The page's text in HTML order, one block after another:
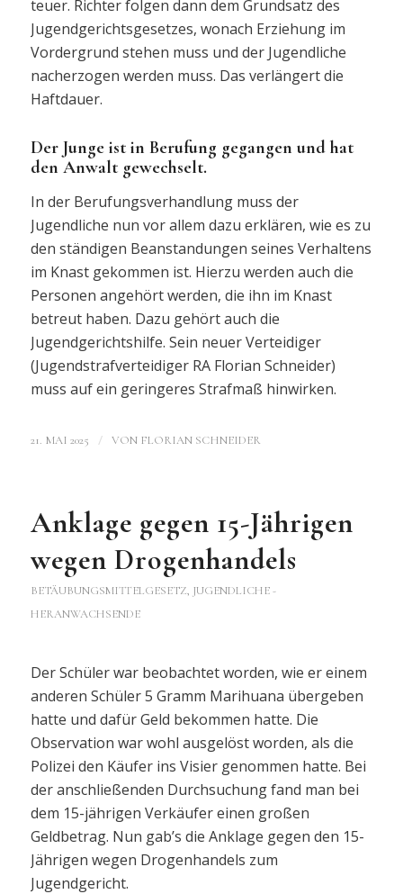
teuer. Richter folgen dann dem Grundsatz des
Jugendgerichtsgesetzes, wonach Erziehung im
Vordergrund stehen muss und der Jugendliche
nacherzogen werden muss. Das verlängert die
Haftdauer.
Der Junge ist in Berufung gegangen und hat
den Anwalt gewechselt.
In der Berufungsverhandlung muss der
Jugendliche nun vor allem dazu erklären, wie es zu
den ständigen Beanstandungen seines Verhaltens
im Knast gekommen ist. Hierzu werden auch die
Personen angehört werden, die ihn im Knast
betreut haben. Dazu gehört auch die
Jugendgerichtshilfe. Sein neuer Verteidiger
(Jugendstrafverteidiger RA Florian Schneider)
muss auf ein geringeres Strafmaß hinwirken.
21. MAI 2025 / VON FLORIAN SCHNEIDER
Anklage gegen 15-Jährigen
wegen Drogenhandels
BETÄUBUNGSMITTELGESETZ, JUGENDLICHE -
HERANWACHSENDE
Der Schüler war beobachtet worden, wie er einem
anderen Schüler 5 Gramm Marihuana übergeben
hatte und dafür Geld bekommen hatte. Die
Observation war wohl ausgelöst worden, als die
Polizei den Käufer ins Visier genommen hatte. Bei
der anschließenden Durchsuchung fand man bei
dem 15-jährigen Verkäufer einen großen
Geldbetrag. Nun gab’s die Anklage gegen den 15-
Jährigen wegen Drogenhandels zum
Jugendgericht.